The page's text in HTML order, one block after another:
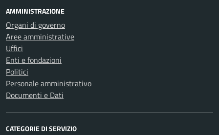
AMMINISTRAZIONE
Organi di governo
Aree amministrative
Uffici
Enti e fondazioni
Politici
Personale amministrativo
Documenti e Dati
CATEGORIE DI SERVIZIO